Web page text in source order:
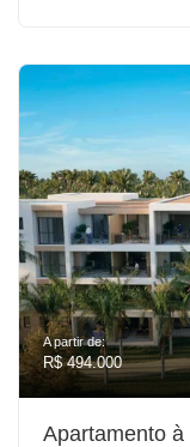
A partir de:
R$ 494.000
Apartamento à